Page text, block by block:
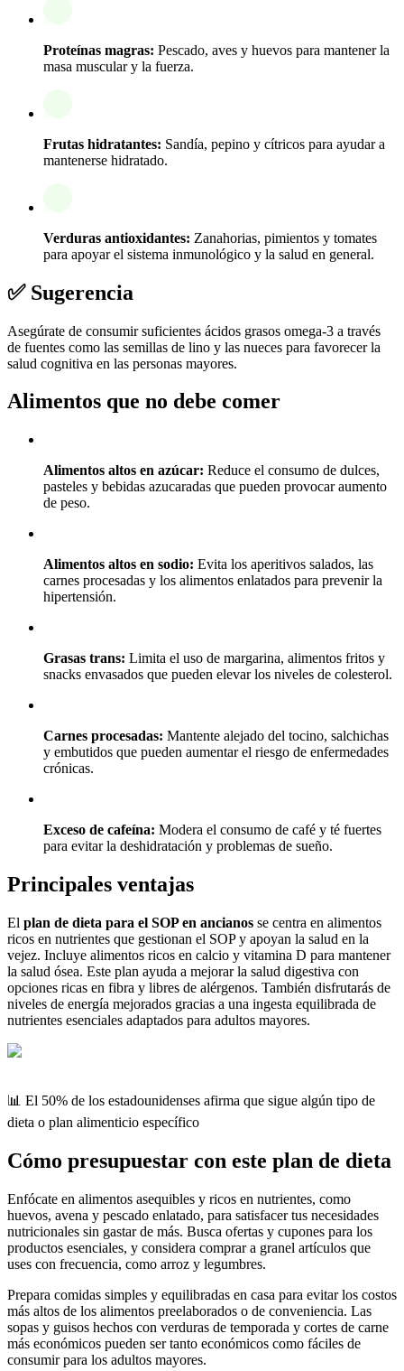
Proteínas magras: Pescado, aves y huevos para mantener la
masa muscular y la fuerza.
Frutas hidratantes: Sandía, pepino y cítricos para ayudar a
mantenerse hidratado.
Verduras antioxidantes: Zanahorias, pimientos y tomates
para apoyar el sistema inmunológico y la salud en general.
✅ Sugerencia
Asegúrate de consumir suficientes ácidos grasos omega-3 a través
de fuentes como las semillas de lino y las nueces para favorecer la
salud cognitiva en las personas mayores.
Alimentos que no debe comer
Alimentos altos en azúcar: Reduce el consumo de dulces,
pasteles y bebidas azucaradas que pueden provocar aumento
de peso.
Alimentos altos en sodio: Evita los aperitivos salados, las
carnes procesadas y los alimentos enlatados para prevenir la
hipertensión.
Grasas trans: Limita el uso de margarina, alimentos fritos y
snacks envasados que pueden elevar los niveles de colesterol.
Carnes procesadas: Mantente alejado del tocino, salchichas
y embutidos que pueden aumentar el riesgo de enfermedades
crónicas.
Exceso de cafeína: Modera el consumo de café y té fuertes
para evitar la deshidratación y problemas de sueño.
Principales ventajas
El plan de dieta para el SOP en ancianos se centra en alimentos
ricos en nutrientes que gestionan el SOP y apoyan la salud en la
vejez. Incluye alimentos ricos en calcio y vitamina D para mantener
la salud ósea. Este plan ayuda a mejorar la salud digestiva con
opciones ricas en fibra y libres de alérgenos. También disfrutarás de
niveles de energía mejorados gracias a una ingesta equilibrada de
nutrientes esenciales adaptados para adultos mayores.
📊 El 50% de los estadounidenses afirma que sigue algún tipo de
dieta o plan alimenticio específico
Cómo presupuestar con este plan de dieta
Enfócate en alimentos asequibles y ricos en nutrientes, como
huevos, avena y pescado enlatado, para satisfacer tus necesidades
nutricionales sin gastar de más. Busca ofertas y cupones para los
productos esenciales, y considera comprar a granel artículos que
uses con frecuencia, como arroz y legumbres.
Prepara comidas simples y equilibradas en casa para evitar los costos
más altos de los alimentos preelaborados o de conveniencia. Las
sopas y guisos hechos con verduras de temporada y cortes de carne
más económicos pueden ser tanto económicos como fáciles de
consumir para los adultos mayores.